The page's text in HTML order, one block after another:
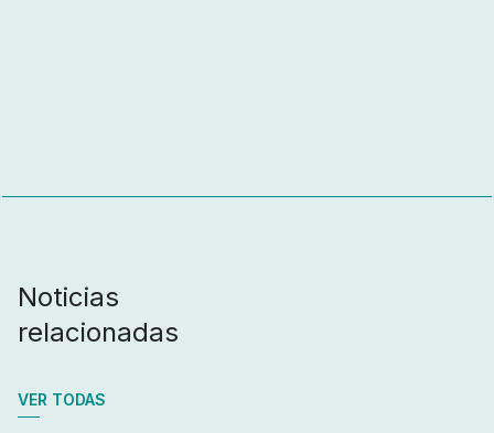
Noticias
relacionadas
VER TODAS